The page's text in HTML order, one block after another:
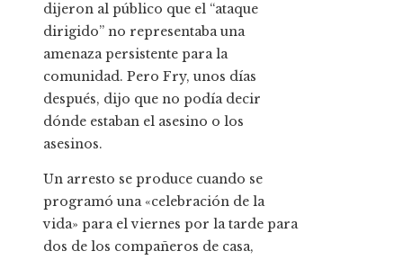
dijeron al público que el “ataque
dirigido” no representaba una
amenaza persistente para la
comunidad. Pero Fry, unos días
después, dijo que no podía decir
dónde estaban el asesino o los
asesinos.
Un arresto se produce cuando se
programó una «celebración de la
vida» para el viernes por la tarde para
dos de los compañeros de casa,